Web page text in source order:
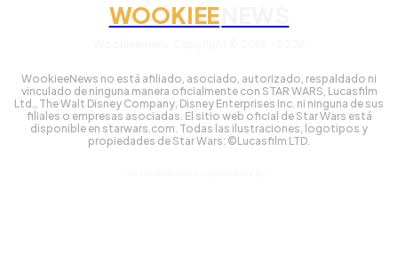
WOOKIEE
WookieeNews no está afiliado, asociado, autorizado, respaldado ni
vinculado de ninguna manera oficialmente con STAR WARS, Lucasfilm
Ltd., The Walt Disney Company, Disney Enterprises Inc. ni ninguna de sus
filiales o empresas asociadas. El sitio web oficial de Star Wars está
disponible en starwars.com. Todas las ilustraciones, logotipos y
propiedades de Star Wars: ©Lucasfilm LTD.